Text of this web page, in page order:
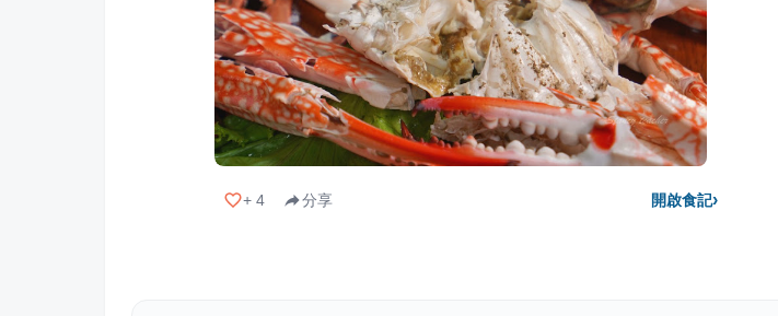
+ 4 分享 開啟食記›